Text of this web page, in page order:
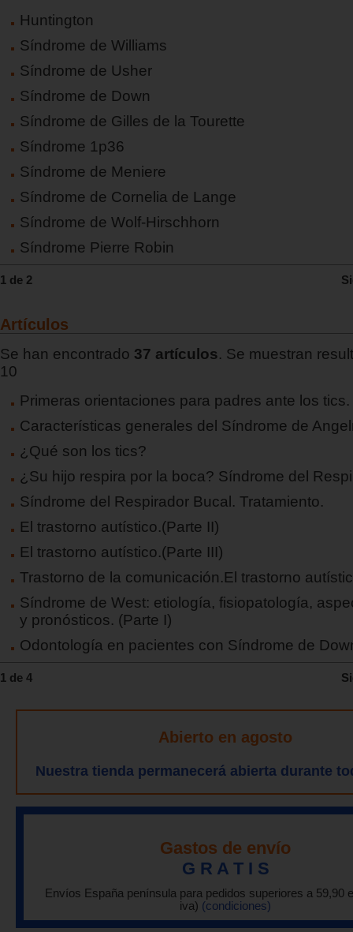
Huntington
Síndrome de Williams
Síndrome de Usher
Síndrome de Down
Síndrome de Gilles de la Tourette
Síndrome 1p36
Síndrome de Meniere
Síndrome de Cornelia de Lange
Síndrome de Wolf-Hirschhorn
Síndrome Pierre Robin
1 de 2
Artículos
Se han encontrado 37 artículos. Se muestran
10
Primeras orientaciones para padres ante los tics.
Características generales del Síndrome de
¿Qué son los tics?
¿Su hijo respira por la boca? Síndrome del
Síndrome del Respirador Bucal. Tratamiento.
El trastorno autístico.(Parte II)
El trastorno autístico.(Parte III)
Trastorno de la comunicación.El trastorno
Síndrome de West: etiología, fisiopatología,
y pronósticos. (Parte I)
Odontología en pacientes con Síndrome de
1 de 4
Abierto en agosto
Nuestra tienda permanecerá abierta durante
Gastos de envío
G R A T I S
Envíos España península para pedidos superiores a 59,90
iva) (condiciones)